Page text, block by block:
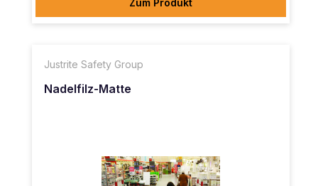
Zum Produkt
Justrite Safety Group
Nadelfilz-Matte